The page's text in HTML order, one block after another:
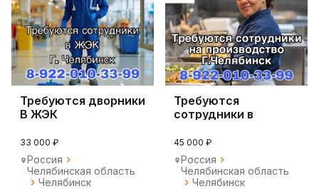
Требуются дворники
В ЖЭК
33 000 ₽
Россия
Челябинская область
Челябинск
Требуются
сотрудники в
45 000 ₽
Россия
Челябинская область
Челябинск